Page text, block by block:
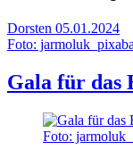
Dorsten 05.01.2024
Foto:
Gala für das
Foto: